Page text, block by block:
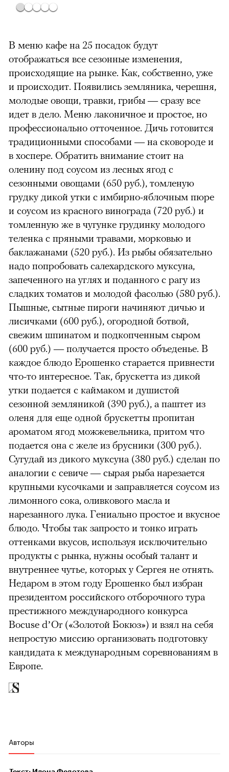
В меню кафе на 25 посадок будут
отображаться все сезонные изменения,
происходящие на рынке. Как, собственно, уже
и происходит. Появились земляника, черешня,
молодые овощи, травки, грибы — сразу все
идет в дело. Меню лаконичное и простое, но
профессионально отточенное. Дичь готовится
традиционными способами — на сковороде и
в хоспере. Обратить внимание стоит на
оленину под соусом из лесных ягод с
сезонными овощами (650 руб.), томленую
грудку дикой утки с имбирно-яблочным пюре
и соусом из красного винограда (720 руб.) и
томленную же в чугунке грудинку молодого
теленка с пряными травами, морковью и
баклажанами (520 руб.). Из рыбы обязательно
надо попробовать салехардского муксуна,
запеченного на углях и поданного с рагу из
сладких томатов и молодой фасолью (580 руб.).
Пышные, сытные пироги начиняют дичью и
лисичками (600 руб.), огородной ботвой,
свежим шпинатом и подкопченным сыром
(600 руб.) — получается просто объеденье. В
каждое блюдо Ерошенко старается привнести
что-то интересное. Так, брускетта из дикой
утки подается с каймаком и душистой
сезонной земляникой (390 руб.), а паштет из
оленя для еще одной брускетты пропитан
ароматом ягод можжевельника, притом что
подается она с желе из брусники (300 руб.).
Сугудай из дикого муксуна (380 руб.) сделан по
аналогии с севиче — сырая рыба нарезается
крупными кусочками и заправляется соусом из
лимонного сока, оливкового масла и
нарезанного лука. Гениально простое и вкусное
блюдо. Чтобы так запросто и тонко играть
оттенками вкусов, используя исключительно
продукты с рынка, нужны особый талант и
внутреннее чутье, которых у Сергея не отнять.
Недаром в этом году Ерошенко был избран
президентом российского отборочного тура
престижного международного конкурса
Bocuse d’Or («Золотой Бокюз») и взял на себя
непростую миссию организовать подготовку
кандидата к международным соревнованиям в
Европе.
Авторы